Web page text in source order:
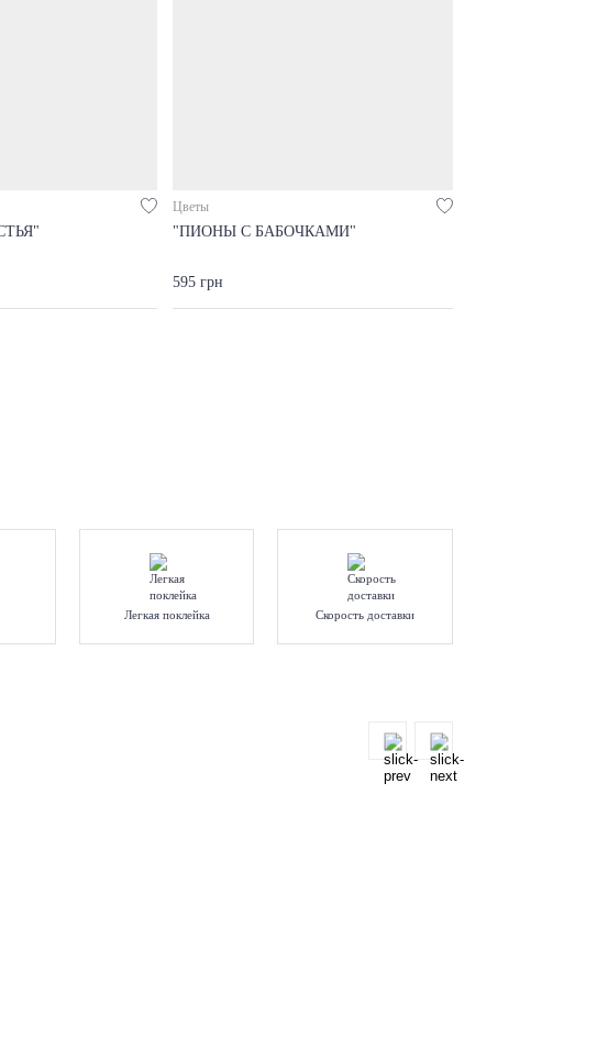
Цветы
"ПИОНЫ С БАБОЧКАМИ"
595 грн
Легкая поклейка Скорость доставки